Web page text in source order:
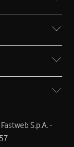
S.p.A. -